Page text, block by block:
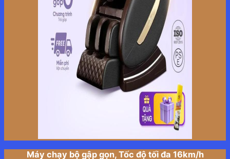
Máy chạy bộ gập gọn, Tốc độ tối đa 16km/h